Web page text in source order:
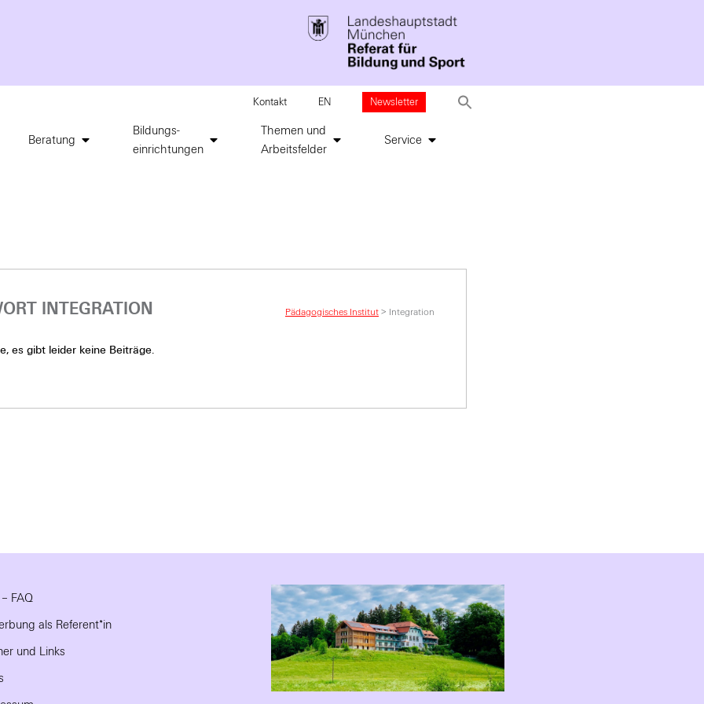
Kontakt EN Newsletter
Beratung
Bildungs-
einrichtungen
Themen und
Arbeitsfelder
Service
INTEGRATION Pädagogisches Institut > Integration
es gibt leider keine Beiträge.
FAQ
als Referent*in
und Links